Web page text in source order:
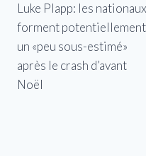
de
l’article
Luke Plapp: les nationaux
forment potentiellement
un «peu sous-estimé»
après le crash d’avant
Noël